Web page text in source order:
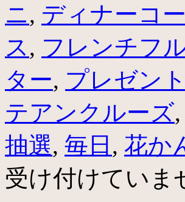
ニ, ディナーコ
ス, フレンチフ
ター, プレゼント
テアンクルーズ,
抽選, 毎日 , 花か
受け付けていま